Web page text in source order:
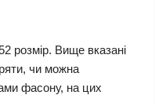
розмір. Вище вказані
чи можна
фасону, на цих